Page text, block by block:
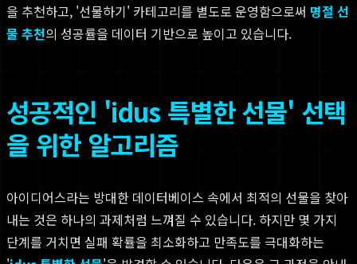
을 추천하고, '선물하기' 카테고리를 별도로 운영함으로써 명절 선
물 추천의 성공률을 데이터 기반으로 높이고 있습니다.
성공적인 'idus 특별한 선물' 선택
을 위한 알고리즘
아이디어스라는 방대한 데이터베이스 속에서 최적의 선물을 찾아
내는 것은 하나의 과제처럼 느껴질 수 있습니다. 하지만 몇 가지
단계를 거치면 실패 확률을 최소화하고 만족도를 극대화하는